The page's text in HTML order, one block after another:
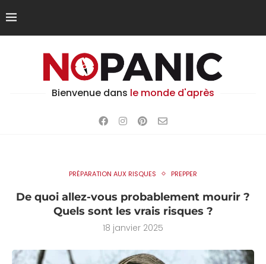
Bienvenue dans le monde d'après
PRÉPARATION AUX RISQUES PREPPER
De quoi allez-vous probablement mourir ?
Quels sont les vrais risques ?
18 janvier 2025